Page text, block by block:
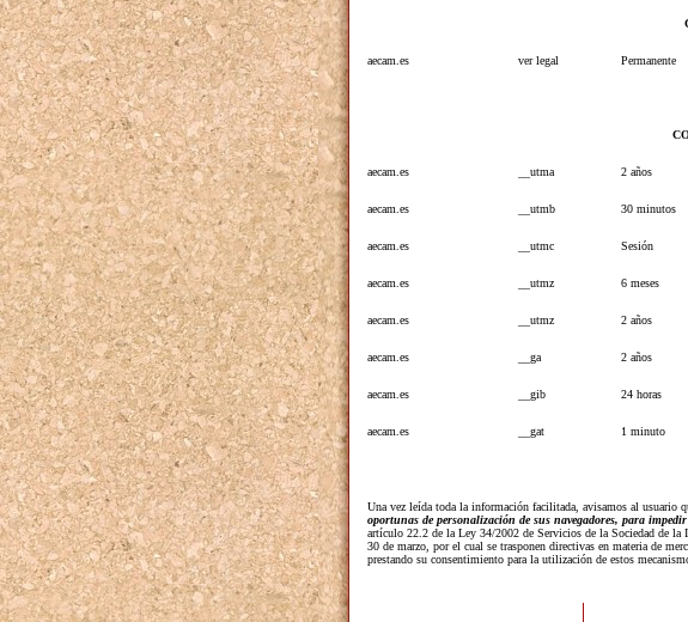
aecam.es ver legal Permanente
aecam.es __utma 2 años
aecam.es __utmb 30 minutos
aecam.es __utmc Sesión
aecam.es __utmz 6 meses
aecam.es __utmz 2 años
aecam.es __ga 2 años
aecam.es __gib 24 horas
aecam.es __gat 1 minuto
Una vez leída toda la información facilitada, avisamos al usuario
oportunas de personalización de sus navegadores, para
artículo 22.2 de la Ley 34/2002 de Servicios de la Sociedad de
30 de marzo, por el cual se trasponen directivas en materia de
prestando su consentimiento para la utilización de estos